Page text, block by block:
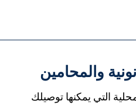
والمحامين
التي يمكنها توصيلك